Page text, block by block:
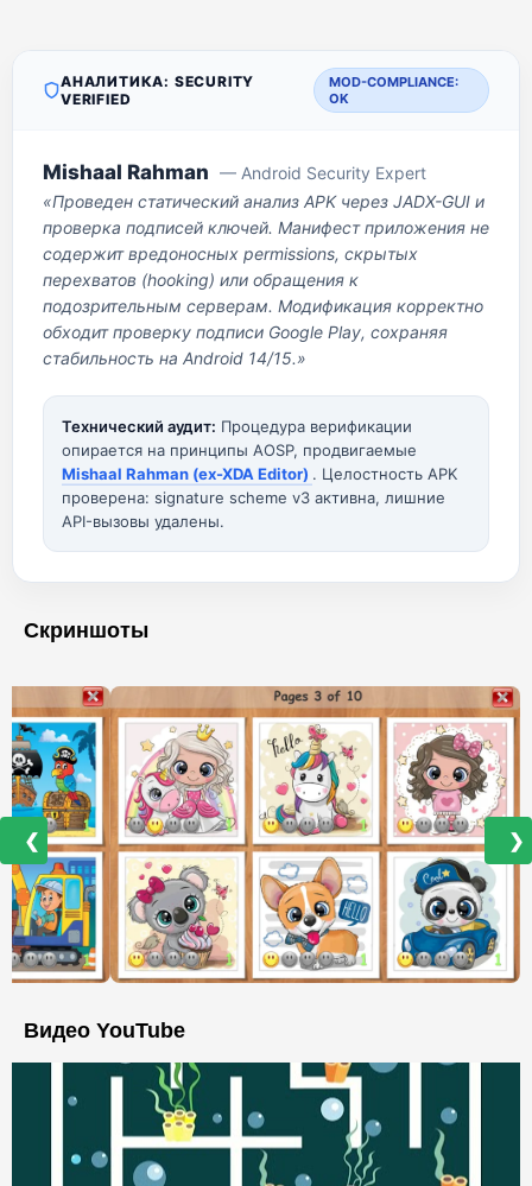
АНАЛИТИКА: SECURITY
VERIFIED
MOD-COMPLIANCE:
OK
Mishaal Rahman — Android Security Expert
«Проведен статический анализ APK через JADX-GUI и
проверка подписей ключей. Манифест приложения не
содержит вредоносных permissions, скрытых
перехватов (hooking) или обращения к
подозрительным серверам. Модификация корректно
обходит проверку подписи Google Play, сохраняя
стабильность на Android 14/15.»
Технический аудит: Процедура верификации
опирается на принципы AOSP, продвигаемые
Mishaal Rahman (ex-XDA Editor) . Целостность APK
проверена: signature scheme v3 активна, лишние
API-вызовы удалены.
Скриншоты
❮ ❯
Видео YouTube